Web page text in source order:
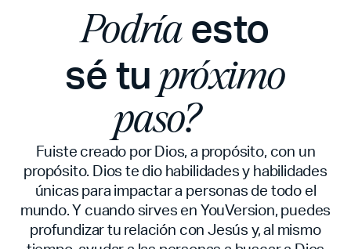
Podríaesto
sé tupróximo
paso?
Fuiste creado por Dios, a propósito, con un
propósito. Dios te dio habilidades y habilidades
únicas para impactar a personas de todo el
mundo. Y cuando sirves en YouVersion, puedes
profundizar tu relación con Jesús y, al mismo